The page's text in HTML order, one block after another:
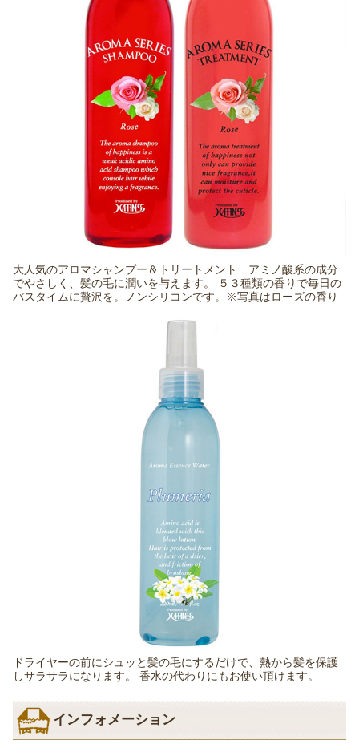
大人気のアロマシャンプー＆トリートメント アミノ酸系の成分
でやさしく、髪の毛に潤いを与えます。 ５３種類の香りで毎日の
バスタイムに贅沢を。ノンシリコンです。※写真はローズの香り
ドライヤーの前にシュッと髪の毛にするだけで、熱から髪を保護
しサラサラになります。 香水の代わりにもお使い頂けます。
インフォメーション